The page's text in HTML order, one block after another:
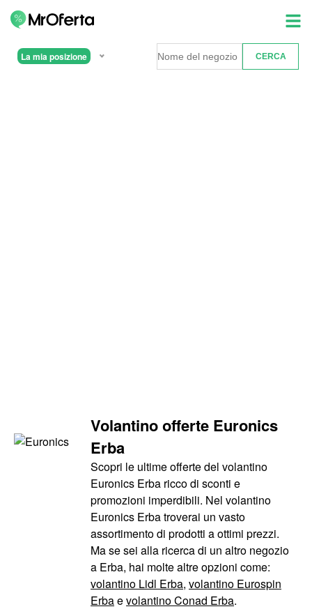
La mia posizione
Volantino offerte Euronics
Erba
Scopri le ultime offerte del volantino
Euronics Erba ricco di sconti e
promozioni imperdibili. Nel volantino
Euronics Erba troverai un vasto
assortimento di prodotti a ottimi prezzi.
Ma se sei alla ricerca di un altro negozio
a Erba, hai molte altre opzioni come:
volantino Lidl Erba, volantino Eurospin
Erbaevolantino Conad Erba.